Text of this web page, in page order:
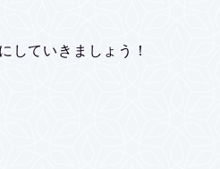
していきましょう！